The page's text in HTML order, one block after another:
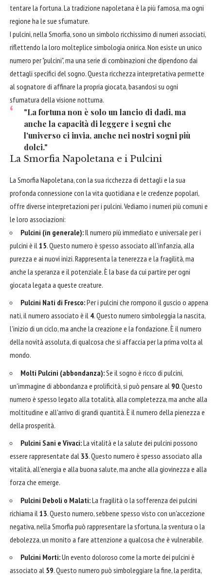
tentare la fortuna. La tradizione napoletana è la più famosa, ma ogni
regione ha le sue sfumature.
I pulcini, nella Smorfia, sono un simbolo ricchissimo di numeri associati,
riflettendo la loro molteplice simbologia onirica. Non esiste un unico
numero per "pulcini", ma una serie di combinazioni che dipendono dai
dettagli specifici del sogno. Questa ricchezza interpretativa permette
al sognatore di affinare la propria giocata, basandosi su ogni
sfumatura della visione notturna.
"La fortuna non è solo un lancio di dadi, ma
anche la capacità di leggere i segni che
l'universo ci invia, anche nei nostri sogni più
dolci."
La Smorfia Napoletana e i Pulcini
La Smorfia Napoletana, con la sua ricchezza di dettagli e la sua
profonda connessione con la vita quotidiana e le credenze popolari,
offre diverse interpretazioni per i pulcini. Vediamo i numeri più comuni e
le loro associazioni:
Pulcini (in generale):Il numero più immediato e universale per i
pulcini è il 15. Questo numero è spesso associato all'infanzia, alla
purezza e ai nuovi inizi. Rappresenta la tenerezza e la fragilità, ma
anche la speranza e il potenziale. È la base da cui partire per ogni
giocata legata a queste creature.
Pulcini Nati di Fresco:Per i pulcini che rompono il guscio o appena
nati, il numero associato è il 4. Questo numero simboleggia la nascita,
l'inizio di un ciclo, ma anche la creazione e la fondazione. È il numero
della novità assoluta, di qualcosa che si affaccia per la prima volta al
mondo.
Molti Pulcini (abbondanza):Se il sogno è ricco di pulcini,
un'immagine di abbondanza e prolificità, si può pensare al 90. Questo
numero è spesso legato alla totalità, alla completezza, ma anche alla
moltitudine e all'arrivo di grandi quantità. È il numero della pienezza e
della prosperità.
Pulcini Sani e Vivaci:La vitalità e la salute dei pulcini possono
essere rappresentate dal 33. Questo numero è spesso associato alla
vitalità, all'energia e alla buona salute, ma anche alla giovinezza e alla
forza che emerge.
Pulcini Deboli o Malati:La fragilità o la sofferenza dei pulcini
richiama il 13. Questo numero, sebbene spesso visto con un'accezione
negativa, nella Smorfia può rappresentare la sfortuna, la sventura o la
debolezza, un monito a fare attenzione a qualcosa che è vulnerabile.
Pulcini Morti:Un evento doloroso come la morte dei pulcini è
associato al 59. Questo numero può simboleggiare la fine, la perdita,